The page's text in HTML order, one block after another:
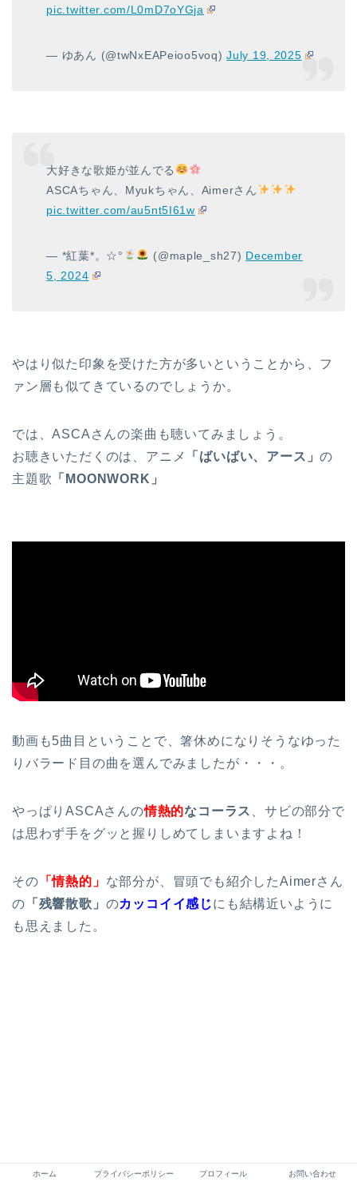
pic.twitter.com/L0mD7oYGja
— ゆあん (@twNxEAPeioo5voq)July 19, 2025
大好きな歌姫が並んでる
ASCAちゃん、Myukちゃん、Aimerさん
pic.twitter.com/au5nt5I61w
— *紅葉*。☆° (@maple_sh27) December
5, 2024
やはり似た印象を受けた方が多いということから、フ
ァン層も似てきているのでしょうか。
では、ASCAさんの楽曲も聴いてみましょう。
お聴きいただくのは、アニメ
「ばいばい、アース」の
主題歌 「MOONWORK」
動画も5曲目ということで、箸休めになりそうなゆった
りバラード目の曲を選んでみましたが・・・。
やっぱりASCAさんの情熱的なコーラス
、サビの部分で
は思わず手をグッと握りしめてしまいますよね！
その 「情熱的」 な部分が、冒頭でも紹介したAimerさん
の 「残響散歌」 のカッコイイ感じにも結構近いように
も思えました。
ホーム プライバシーポリシー プロフィール お問い合わせ